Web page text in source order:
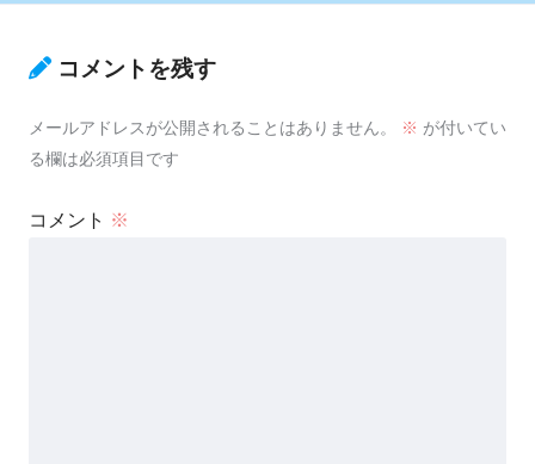
コメントを残す
メールアドレスが公開されることはありません。 ※ が付いてい
る欄は必須項目です
コメント ※